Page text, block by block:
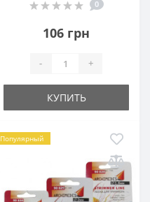
0
106 грн
- +
КУПИТЬ
Популярный